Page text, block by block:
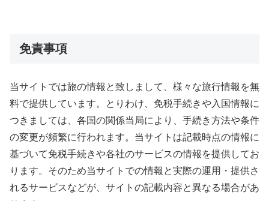
免責事項
当サイトでは旅の情報と致しまして、様々な旅行情報を無
料で提供しています。とりわけ、免税手続きや入国情報に
つきましては、各国の関係当局により、手続き方法や条件
の変更が頻繁に行われます。当サイトは記載時点の情報に
基づいて免税手続きや各社のサービスの情報を提供してお
ります。そのため当サイトでの情報と実際の運用・提供さ
れるサービスなどが、サイトの記載内容と異なる場合があ